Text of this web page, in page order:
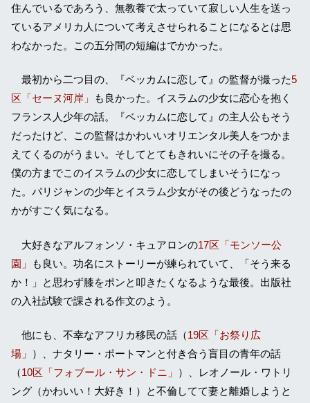
住んでいるであろう、無教養で太っていて寂しい人生を送っ
ているアメリカ人について考えさせられることになるとは思
わなかった。この五分間の短編はでかかった。
最初から二つ目の、『ベッカムに恋して』の監督が撮った5
区「セーヌ河岸」
も良かった。イスラムの少女に恋心を抱く
フランス人少年の話。『ベッカムに恋して』の主人公もそう
だったけど、この監督はかわいいオリエンタル美人をつかま
えてくるのがうまい。そしてとてもきれいにその子を撮る。
僕の方までこのイスラムの少女に恋してしまいそうになっ
た。パリジャンの少年とイスラム少女がその後どうなったの
かがすごく気になる。
大好きなアルフォンソ・キュアロンの17区「モンソー公
園」
も良い。功名にストーリーが練られていて、「そう来る
か！」と思わず膝をポンと叩きたくなるような最後。出版社
の入社試験で課される作文のよう。
他にも、不幸なアフリカ移民の話（19区「お祭り広
場」
）、ナタリー・ポートマンと付き合う盲目の青年の話
（10区「フォブール・サン・ドニ」
）、レオノール・ワトリ
ング（かわいい！大好き！）と不倫してて妻と離婚しようと